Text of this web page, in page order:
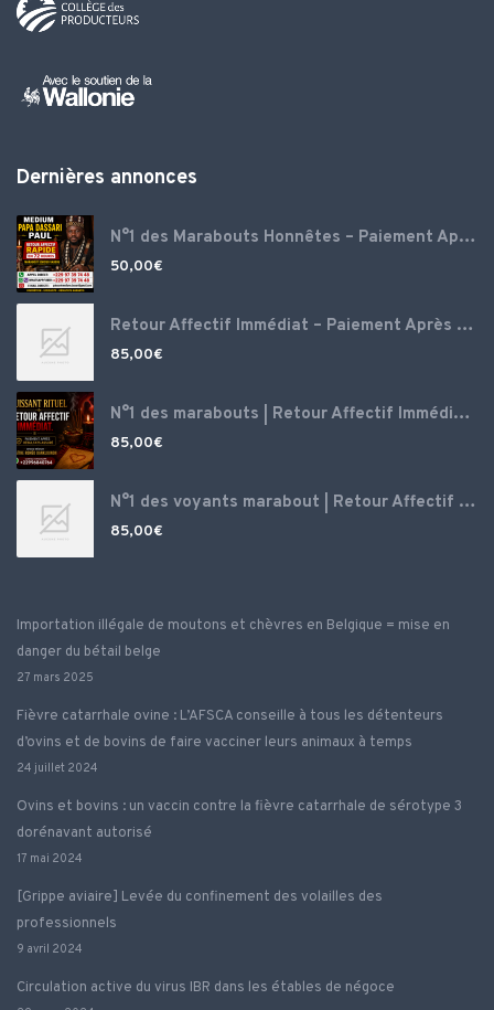
Dernières annonces
N°1 des Marabouts Honnêtes – Paiement Après Réussite
50,00€
Retour Affectif Immédiat – Paiement Après Résultat – Voyance Puissante N°1 France, Envoutement amoureux puissant ‎ ‎
85,00€
N°1 des marabouts | Retour Affectif Immédiat – Paiement Après Résultat – Voyance Puissante N°1 France, Envoutement amoureux puissant
85,00€
N°1 des voyants marabout | Retour Affectif Immédiat – Paiement Après Résultat – Magie blanche d’amour, Spécialiste retour amour, grand marabout voyant médium ‎
85,00€
Importation illégale de moutons et chèvres en Belgique = mise en
danger du bétail belge
27 mars 2025
Fièvre catarrhale ovine : L’AFSCA conseille à tous les détenteurs
d’ovins et de bovins de faire vacciner leurs animaux à temps
24 juillet 2024
Ovins et bovins : un vaccin contre la fièvre catarrhale de sérotype 3
dorénavant autorisé
17 mai 2024
[Grippe aviaire] Levée du confinement des volailles des
professionnels
9 avril 2024
Circulation active du virus IBR dans les étables de négoce